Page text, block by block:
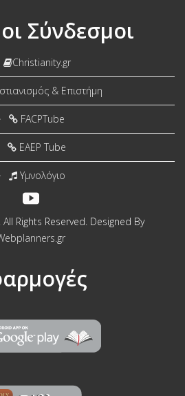
Σύνδεσμοι
Christianity.gr
& Επιστήμη
FACPTube
EAEP Tube
Υμνολόγιο
Rights Reserved. Designed By